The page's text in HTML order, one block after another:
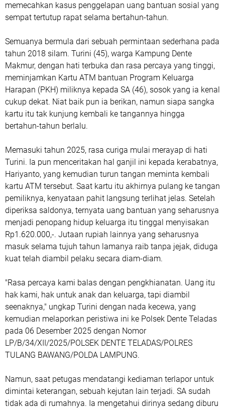
memecahkan kasus penggelapan uang bantuan sosial yang
sempat tertutup rapat selama bertahun-tahun.
Semuanya bermula dari sebuah permintaan sederhana pada
tahun 2018 silam. Turini (45), warga Kampung Dente
Makmur, dengan hati terbuka dan rasa percaya yang tinggi,
meminjamkan Kartu ATM bantuan Program Keluarga
Harapan (PKH) miliknya kepada SA (46), sosok yang ia kenal
cukup dekat. Niat baik pun ia berikan, namun siapa sangka
kartu itu tak kunjung kembali ke tangannya hingga
bertahun-tahun berlalu.
Memasuki tahun 2025, rasa curiga mulai merayap di hati
Turini. Ia pun menceritakan hal ganjil ini kepada kerabatnya,
Hariyanto, yang kemudian turun tangan meminta kembali
kartu ATM tersebut. Saat kartu itu akhirnya pulang ke tangan
pemiliknya, kenyataan pahit langsung terlihat jelas. Setelah
diperiksa saldonya, ternyata uang bantuan yang seharusnya
menjadi penopang hidup keluarga itu tinggal menyisakan
Rp1.620.000,-. Jutaan rupiah lainnya yang seharusnya
masuk selama tujuh tahun lamanya raib tanpa jejak, diduga
kuat telah diambil pelaku secara diam-diam.
"Rasa percaya kami balas dengan pengkhianatan. Uang itu
hak kami, hak untuk anak dan keluarga, tapi diambil
seenaknya," ungkap Turini dengan nada kecewa, yang
kemudian melaporkan peristiwa ini ke Polsek Dente Teladas
pada 06 Desember 2025 dengan Nomor
LP/B/34/XII/2025/POLSEK DENTE TELADAS/POLRES
TULANG BAWANG/POLDA LAMPUNG.
Namun, saat petugas mendatangi kediaman terlapor untuk
dimintai keterangan, sebuah kejutan lain terjadi. SA sudah
tidak ada di rumahnya. Ia mengetahui dirinya sedang diburu